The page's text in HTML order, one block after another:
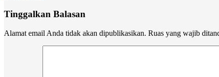
Tinggalkan Balasan
Alamat email Anda tidak akan dipublikasikan. Ruas yang wajib